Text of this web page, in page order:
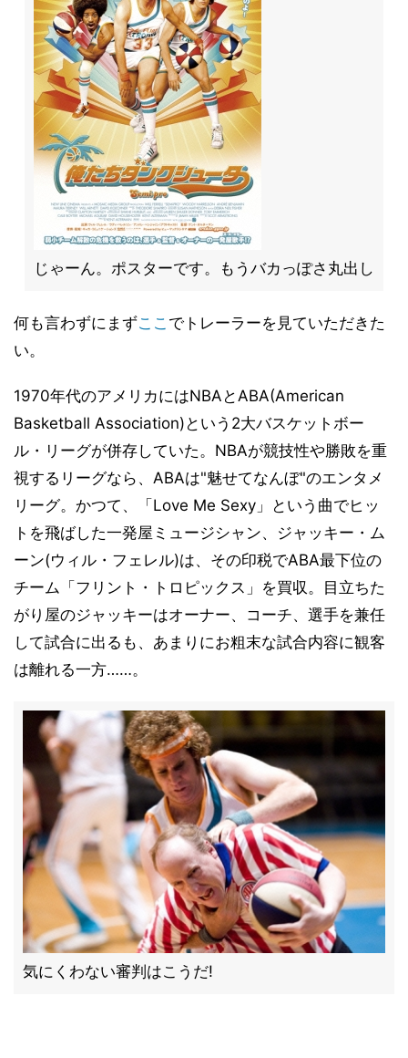
じゃーん。ポスターです。もうバカっぽさ丸出し
何も言わずにまずここ でトレーラーを見ていただきた
い。
1970年代のアメリカにはNBAとABA(American
Basketball Association)という2大バスケットボー
ル・リーグが併存していた。NBAが競技性や勝敗を重
視するリーグなら、ABAは"魅せてなんぼ"のエンタメ
リーグ。かつて、「Love Me Sexy」という曲でヒッ
トを飛ばした一発屋ミュージシャン、ジャッキー・ム
ーン(ウィル・フェレル)は、その印税でABA最下位の
チーム「フリント・トロピックス」を買収。目立ちた
がり屋のジャッキーはオーナー、コーチ、選手を兼任
して試合に出るも、あまりにお粗末な試合内容に観客
は離れる一方……。
気にくわない審判はこうだ!